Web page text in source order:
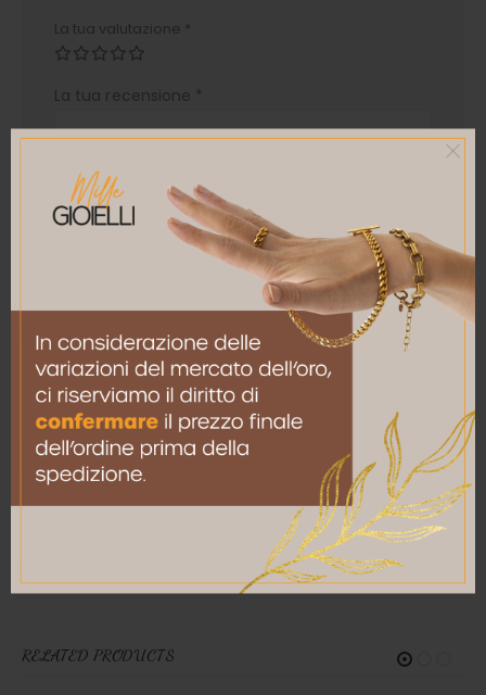
La tua valutazione *
La tua recensione *
Nome*
Email*
Salva il mio nome, email e sito web in questo
browser per la prossima volta che commento.
RELATED PRODUCTS